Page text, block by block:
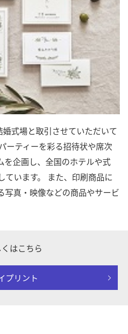
式場と取引させていただいて
ーティーを彩る招待状や席次
を企画し、全国のホテルや式
ています。 また、印刷商品に
写真・映像などの商品やサービ
はこちら
プリント